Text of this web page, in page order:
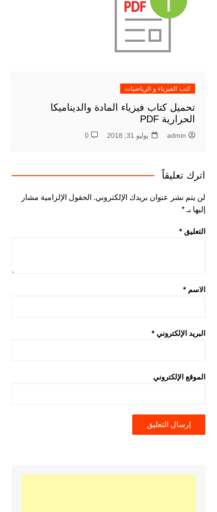
كتب الفيزياء و الرياضيات
تحميل كتاب فيزياء المادة والديناميكا
الحرارية PDF
admin يوليو 31, 2018 0
اترك تعليقاً
لن يتم نشر عنوان بريدك الإلكتروني. الحقول الإلزامية مشار
إليها بـ *
التعليق *
الاسم *
البريد الإلكتروني *
الموقع الإلكتروني